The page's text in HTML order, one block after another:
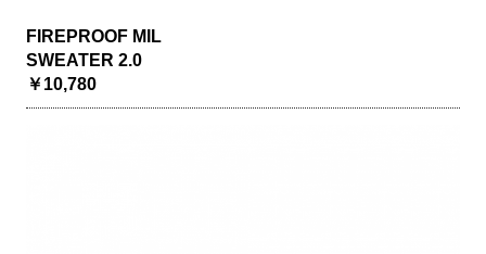
FIREPROOF MIL
SWEATER 2.0
￥10,780